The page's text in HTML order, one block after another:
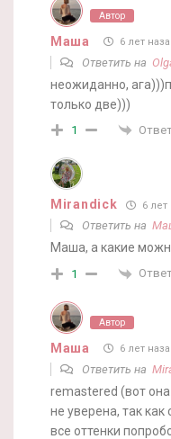
Автор
Маша 6 лет
Ответить на
неожиданно,
только две)))
1
Mirandick 6 лет
Ответить на
Маша, а какие
1
Автор
Маша 6 лет
Ответить на
remastered (вот
не уверена, так
все оттенки